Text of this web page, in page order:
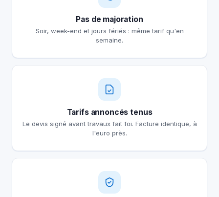
Pas de majoration
Soir, week-end et jours fériés : même tarif qu'en
semaine.
Tarifs annoncés tenus
Le devis signé avant travaux fait foi. Facture identique, à
l'euro près.